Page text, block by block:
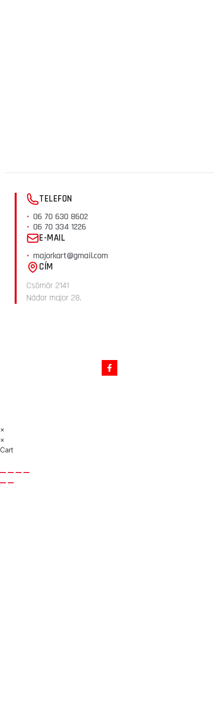
TELEFON
06 70 630 8602
06 70 334 1226
E-MAIL
majorkart@gmail.com
CÍM
Csömör 2141
Nádor major 28.
×
×
Cart